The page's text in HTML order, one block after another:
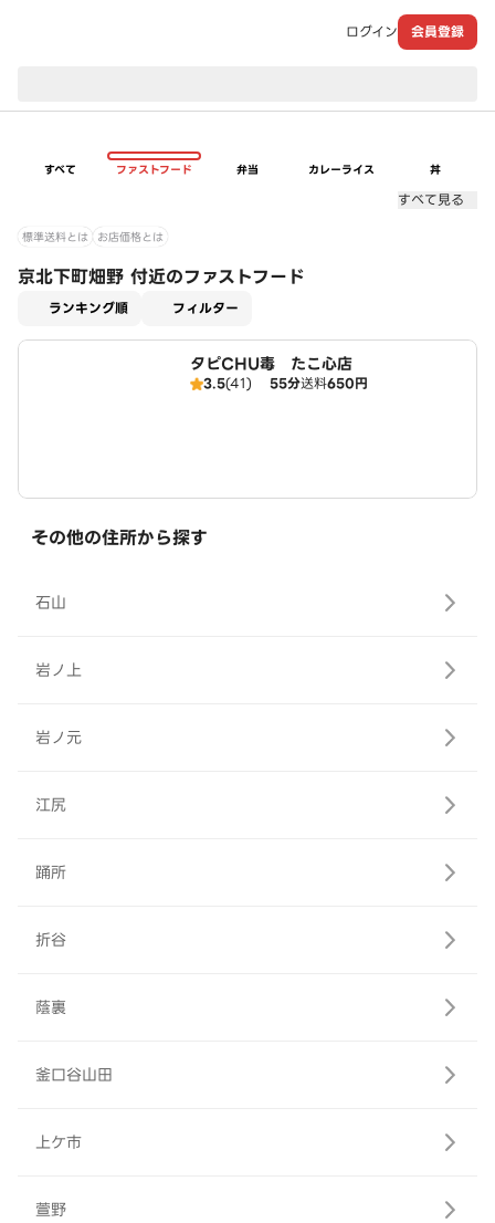
ログイン 会員登録
すべて ファストフード 弁当 カレーライス 丼
すべて見る
標準送料とは お店価格とは
京北下町畑野 付近のファストフード
ランキング順 フィルター
タピCHU毒 たこ心店
3.5(41) 55分送料650円
その他の住所から探す
石山
岩ノ上
岩ノ元
江尻
踊所
折谷
蔭裏
釜口谷山田
上ケ市
萱野